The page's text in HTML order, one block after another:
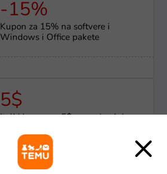
-15%
Kupon za 15% na softvere i
Windows i Office pakete
5$